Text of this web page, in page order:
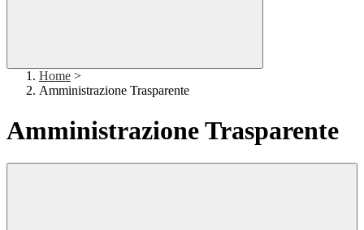
Home >
Amministrazione Trasparente
Amministrazione Trasparente